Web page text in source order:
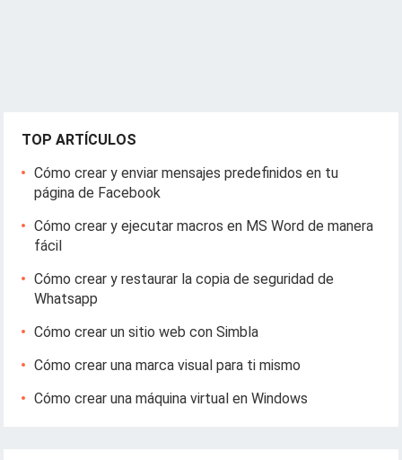
TOP ARTÍCULOS
Cómo crear y enviar mensajes predefinidos en tu
página de Facebook
Cómo crear y ejecutar macros en MS Word de manera
fácil
Cómo crear y restaurar la copia de seguridad de
Whatsapp
Cómo crear un sitio web con Simbla
Cómo crear una marca visual para ti mismo
Cómo crear una máquina virtual en Windows